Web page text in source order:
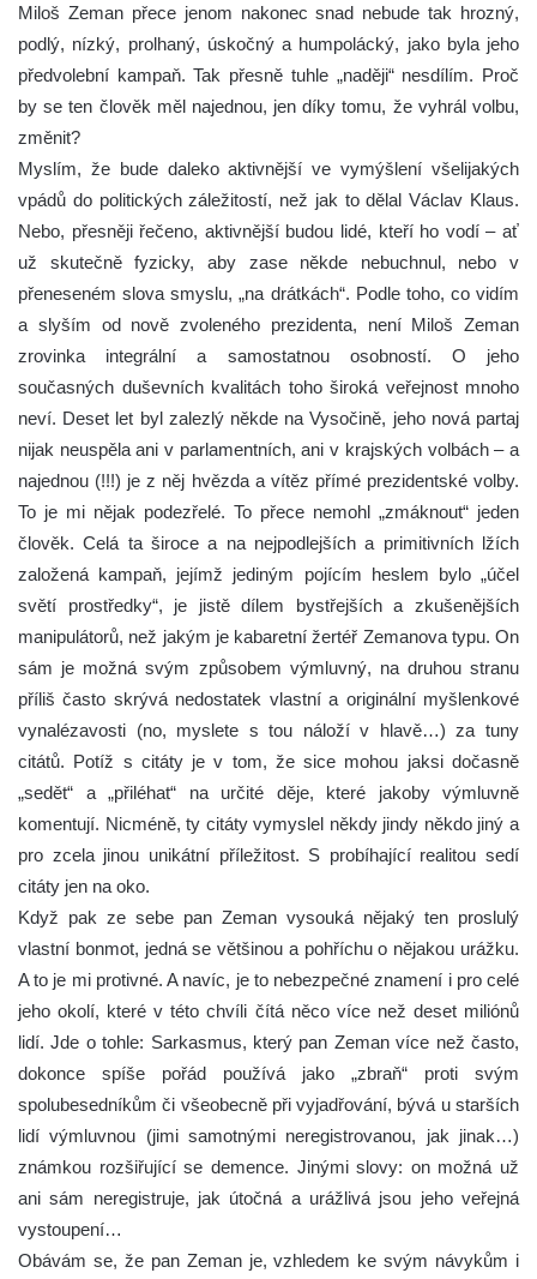
Miloš Zeman přece jenom nakonec snad nebude tak hrozný,
podlý, nízký, prolhaný, úskočný a humpolácký, jako byla jeho
předvolební kampaň. Tak přesně tuhle „naději“ nesdílím. Proč
by se ten člověk měl najednou, jen díky tomu, že vyhrál volbu,
změnit?
Myslím, že bude daleko aktivnější ve vymýšlení všelijakých
vpádů do politických záležitostí, než jak to dělal Václav Klaus.
Nebo, přesněji řečeno, aktivnější budou lidé, kteří ho vodí – ať
už skutečně fyzicky, aby zase někde nebuchnul, nebo v
přeneseném slova smyslu, „na drátkách“. Podle toho, co vidím
a slyším od nově zvoleného prezidenta, není Miloš Zeman
zrovinka integrální a samostatnou osobností. O jeho
současných duševních kvalitách toho široká veřejnost mnoho
neví. Deset let byl zalezlý někde na Vysočině, jeho nová partaj
nijak neuspěla ani v parlamentních, ani v krajských volbách – a
najednou (!!!) je z něj hvězda a vítěz přímé prezidentské volby.
To je mi nějak podezřelé. To přece nemohl „zmáknout“ jeden
člověk. Celá ta široce a na nejpodlejších a primitivních lžích
založená kampaň, jejímž jediným pojícím heslem bylo „účel
světí prostředky“, je jistě dílem bystřejších a zkušenějších
manipulátorů, než jakým je kabaretní žertéř Zemanova typu. On
sám je možná svým způsobem výmluvný, na druhou stranu
příliš často skrývá nedostatek vlastní a originální myšlenkové
vynalézavosti (no, myslete s tou náloží v hlavě…) za tuny
citátů. Potíž s citáty je v tom, že sice mohou jaksi dočasně
„sedět“ a „přiléhat“ na určité děje, které jakoby výmluvně
komentují. Nicméně, ty citáty vymyslel někdy jindy někdo jiný a
pro zcela jinou unikátní příležitost. S probíhající realitou sedí
citáty jen na oko.
Když pak ze sebe pan Zeman vysouká nějaký ten proslulý
vlastní bonmot, jedná se většinou a pohříchu o nějakou urážku.
A to je mi protivné. A navíc, je to nebezpečné znamení i pro celé
jeho okolí, které v této chvíli čítá něco více než deset miliónů
lidí. Jde o tohle: Sarkasmus, který pan Zeman více než často,
dokonce spíše pořád používá jako „zbraň“ proti svým
spolubesedníkům či všeobecně při vyjadřování, bývá u starších
lidí výmluvnou (jimi samotnými neregistrovanou, jak jinak…)
známkou rozšiřující se demence. Jinými slovy: on možná už
ani sám neregistruje, jak útočná a urážlivá jsou jeho veřejná
vystoupení…
Obávám se, že pan Zeman je, vzhledem ke svým návykům i